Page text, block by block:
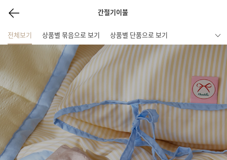
간절기이불
전체보기 상품별 묶음으로 보기 상품별 단품으로 보기